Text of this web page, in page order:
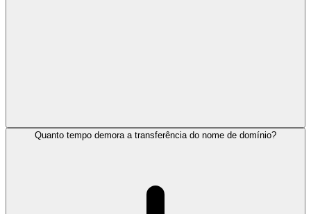
Quanto tempo demora a transferência do nome de domínio?